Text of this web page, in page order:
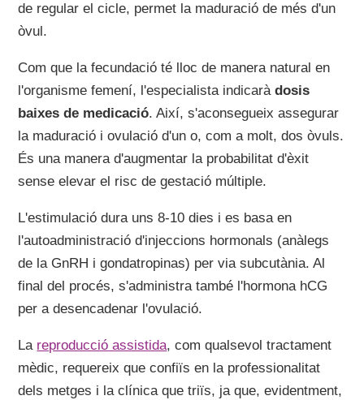
de regular el cicle, permet la maduració de més d'un
òvul.
Com que la fecundació té lloc de manera natural en
l'organisme femení, l'especialista indicaràdosis
baixes de medicació. Així, s'aconsegueix assegurar
la maduració i ovulació d'un o, com a molt, dos òvuls.
És una manera d'augmentar la probabilitat d'èxit
sense elevar el risc de gestació múltiple.
L'estimulació dura uns 8-10 dies i es basa en
l'autoadministració d'injeccions hormonals (anàlegs
de la GnRH i gondatropinas) per via subcutània. Al
final del procés, s'administra també l'hormona hCG
per a desencadenar l'ovulació.
La reproducció assistida, com qualsevol tractament
mèdic, requereix que confiïs en la professionalitat
dels metges i la clínica que triïs, ja que, evidentment,